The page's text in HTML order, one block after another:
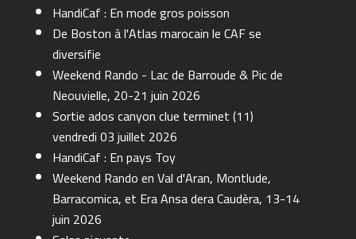
HandiCaf : En mode gros poisson
De Boston à l'Atlas marocain le CAF se
diversifie
Weekend Rando - Lac de Barroude & Pic de
Neouvielle, 20-21 juin 2026
Sortie ados canyon clue terminet (11)
vendredi 03 juillet 2026
HandiCaf : En pays Toy
Weekend Rando en Val d'Aran, Montlude,
Barracomica, et Era Ansa dera Caudèra, 13-14
juin 2026